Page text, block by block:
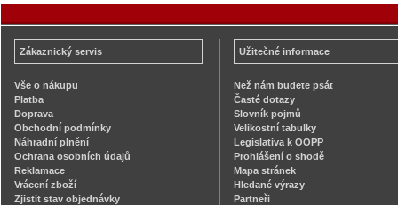
Zákaznický servis
Vše o nákupu
Platba
Doprava
Obchodní podmínky
Náhradní plnění
Ochrana osobních údajů
Reklamace
Vrácení zboží
Zjistit stav objednávky
Užitečné informace
Než nám budete psát
Časté dotazy
Slovník pojmů
Velikostní tabulky
Legislativa k OOPP
Prohlášení o shodě
Mapa stránek
Hledané výrazy
Partneři